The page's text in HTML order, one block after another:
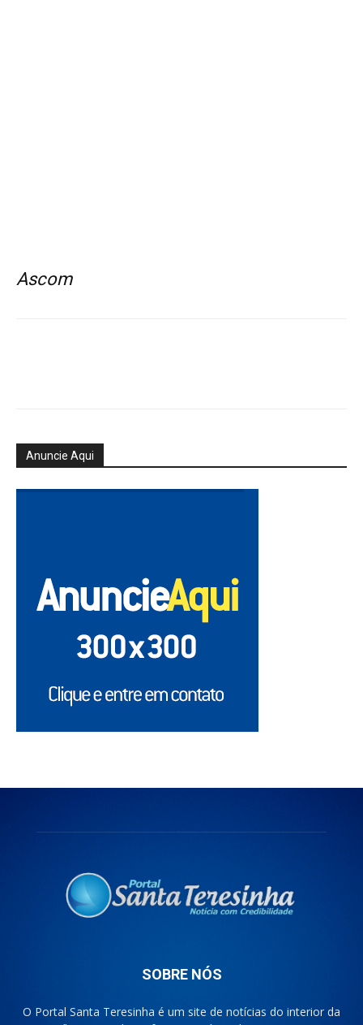
Ascom
Anuncie Aqui
SOBRE NÓS
O Portal Santa Teresinha é um site de notícias do interior da